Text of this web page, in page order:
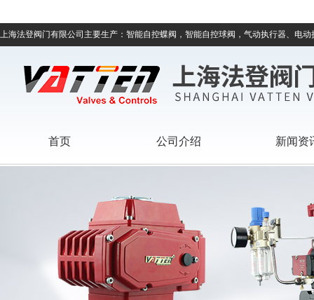
上海法登阀门有限公司主要生产：智能自控蝶阀，智能自控球阀，气动执行器、电
首页 公司介绍 新闻资